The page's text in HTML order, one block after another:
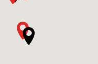
24 rue Roger Salengro ZI de
l’Hippodrome